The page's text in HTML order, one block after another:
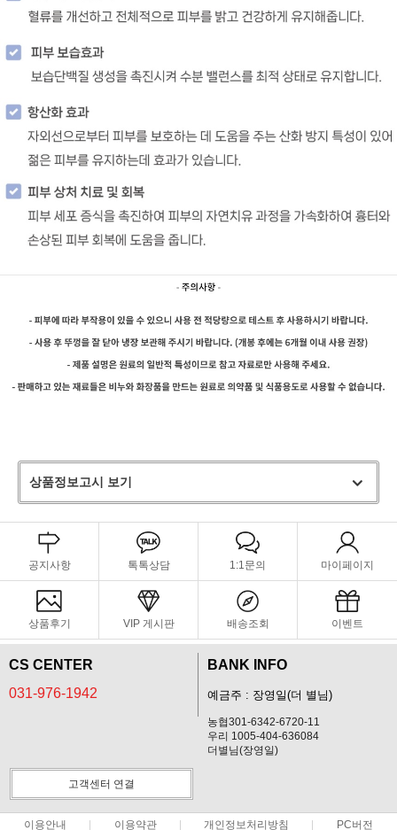
상품정보고시 보기
공지사항 톡톡상담 1:1문의 마이페이지
상품후기 VIP 게시판 배송조회 이벤트
CS CENTER
031-976-1942
BANK INFO
예금주 : 장영일(더 별님)
농협301-6342-6720-11
우리 1005-404-636084
더별님(장영일)
고객센터 연결
이용안내 이용약관 개인정보처리방침 PC버전